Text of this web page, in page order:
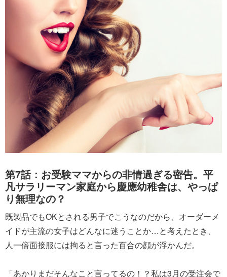
第7話：お受験ママからの非情過ぎる密告。平
凡サラリーマン家庭から慶應幼稚舎は、やっぱ
り無理なの？
既製品でもOKとされる男子でこうなのだから、オーダーメ
イドが主流の女子はどんなに迷うことか…と考えたとき、
人一倍面接服には拘ると言った百合の顔が浮かんだ。
「あかりまだそんなこと言ってるの！？私は3月の受注会で